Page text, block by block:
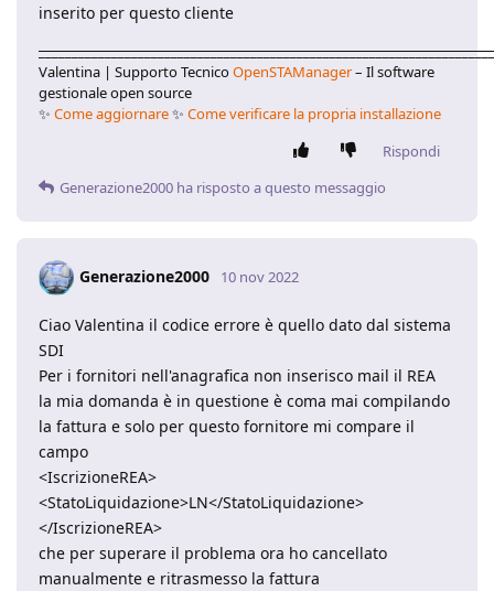
inserito per questo cliente
Valentina | Supporto TecnicoOpenSTAManager– Il software
gestionale open source
✨ Come aggiornare✨ Come verificare la propria installazione
Rispondi
Generazione2000 ha risposto a questo messaggio
Generazione2000 10 nov 2022
Ciao Valentina il codice errore è quello dato dal sistema
SDI
Per i fornitori nell'anagrafica non inserisco mail il REA
la mia domanda è in questione è coma mai compilando
la fattura e solo per questo fornitore mi compare il
campo
<IscrizioneREA>
<StatoLiquidazione>LN</StatoLiquidazione>
</IscrizioneREA>
che per superare il problema ora ho cancellato
manualmente e ritrasmesso la fattura